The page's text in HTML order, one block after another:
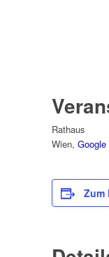
Rathaus
Wien,
Zum